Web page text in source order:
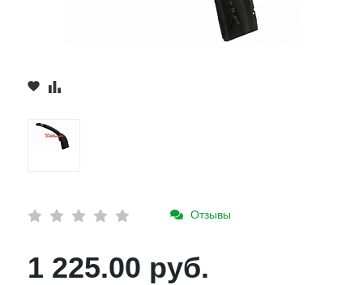
Отзывы
1 225.00 руб.